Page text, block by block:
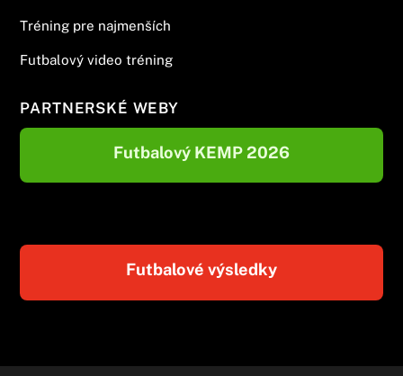
Tréning pre najmenších
Futbalový video tréning
PARTNERSKÉ WEBY
Futbalový KEMP 2026
Futbalové výsledky